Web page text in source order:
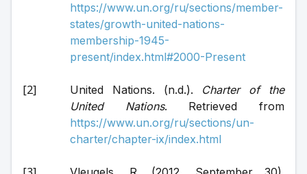
https://www.un.org/ru/sections/member-
states/growth-united-nations-
membership-1945-
present/index.html#2000-Present
United Nations. (n.d.). Charter of the
United Nations
https://www.un.org/ru/sections/un-
charter/chapter-ix/index.html